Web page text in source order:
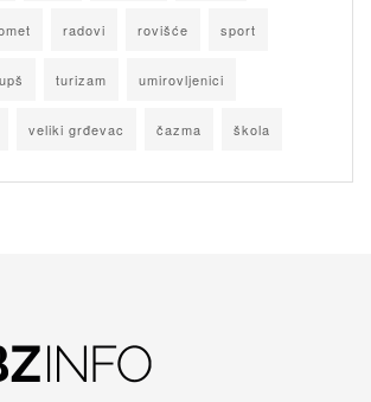
radovi rovišće sport
turizam umirovljenici
veliki grđevac čazma škola